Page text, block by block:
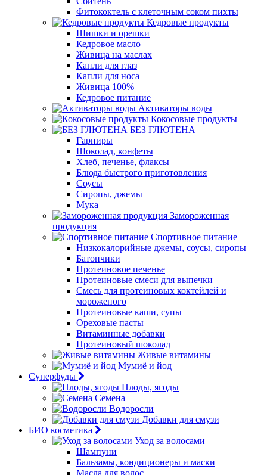
Фитококтель с клеточным соком пихты
Кедровые продукты
Шишки и орешки
Кедровое масло
Живица на маслах
Капли для глаз
Капли для носа
Живица 100%
Кедровое питание
Активаторы воды
Кокосовые продукты
БЕЗ ГЛЮТЕНА
Гарниры
Шоколад, конфеты
Хлеб, печенье, флаксы
Блюда быстрого приготовления
Соусы
Сиропы, джемы
Мука
Замороженная
продукция
Спортивное питание
Низкокалорийные джемы, соусы, сиропы
Батончики
Протеиновое печенье
Протеиновые смеси для выпечки
Смесь для протеиновых коктейлей и
мороженого
Протеиновые каши, супы
Ореховые пасты
Витаминные добавки
Протеиновый шоколад
Живые витамины
Мумиё и йод
Суперфуды
Плоды, ягоды
Семена
Водоросли
Добавки для смузи
БИО косметика
Уход за волосами
Шампуни
Бальзамы, кондиционеры и маски
Масла для волос